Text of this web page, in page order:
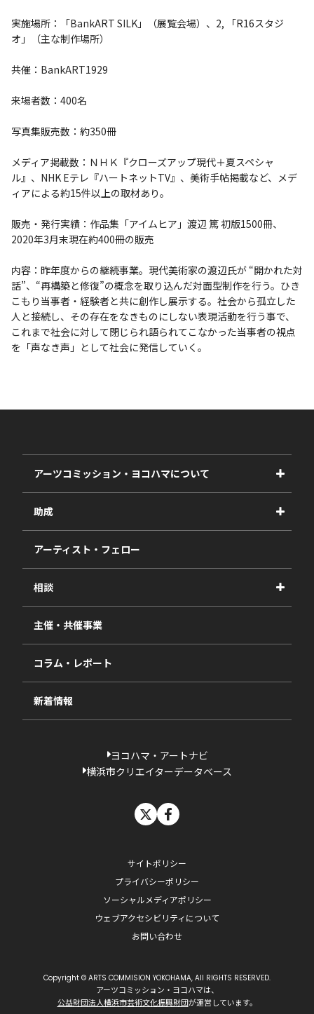
実施場所：「BankART SILK」（展覧会場）、2, 「R16スタジ
オ」（主な制作場所）
共催：BankART1929
来場者数：400名
写真集販売数：約350冊
メディア掲載数：ＮＨＫ『クローズアップ現代＋夏スペシャ
ル』、NHK Eテレ『ハートネットTV』、美術手帖掲載など、メデ
ィアによる約15件以上の取材あり。
販売・発行実績：作品集「アイムヒア」渡辺 篤 初版1500冊、
2020年3月末現在約400冊の販売
内容：昨年度からの継続事業。現代美術家の渡辺氏が “開かれた対
話”、“再構築と修復”の概念を取り込んだ対面型制作を行う。ひき
こもり当事者・経験者と共に創作し展示する。社会から孤立した
人と接続し、その存在をなきものにしない表現活動を行う事で、
これまで社会に対して閉じられ語られてこなかった当事者の視点
を「声なき声」として社会に発信していく。
アーツコミッション・ヨコハマについて
事業紹介
事業報告書
助成
2027年度
2026年度
2025年度
2024年度
2023年度
過去の採択一覧
アーティスト・フェロー
相談
視察・ヒアリング・研究
相談依頼フォーム
主催・共催事業
コラム・レポート
新着情報
ヨコハマ・アートナビ
横浜市クリエイターデータベース
サイトポリシー
プライバシーポリシー
ソーシャルメディアポリシー
ウェブアクセシビリティについて
お問い合わせ
Copyright © ARTS COMMISION YOKOHAMA, All RIGHTS RESERVED.
アーツコミッション・ヨコハマは、
公益財団法人横浜市芸術文化振興財団が運営しています。